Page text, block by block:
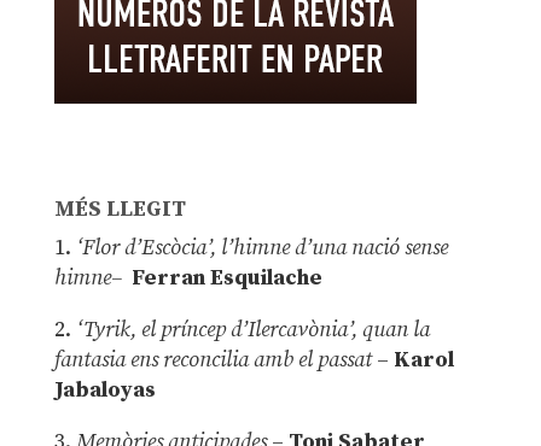
MÉS LLEGIT
1. ‘Flor d’Escòcia’, l’himne d’una nació sense
himne– Ferran Esquilache
2. ‘Tyrik, el príncep d’Ilercavònia’, quan la
fantasia ens reconcilia amb el passat– Karol
Jabaloyas